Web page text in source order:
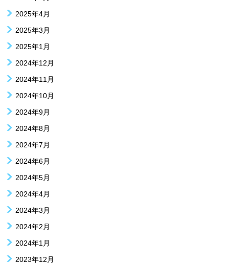
2025年4月
2025年3月
2025年1月
2024年12月
2024年11月
2024年10月
2024年9月
2024年8月
2024年7月
2024年6月
2024年5月
2024年4月
2024年3月
2024年2月
2024年1月
2023年12月